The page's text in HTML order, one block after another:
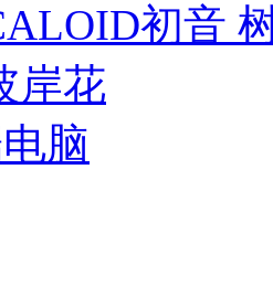
初音